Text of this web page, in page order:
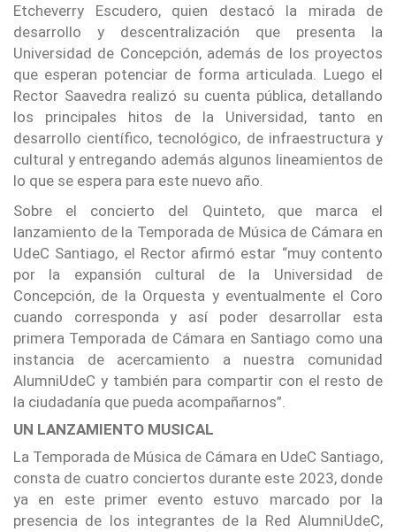
Etcheverry Escudero, quien destacó la mirada de
desarrollo y descentralización que presenta la
Universidad de Concepción, además de los proyectos
que esperan potenciar de forma articulada. Luego el
Rector Saavedra realizó su cuenta pública, detallando
los principales hitos de la Universidad, tanto en
desarrollo científico, tecnológico, de infraestructura y
cultural y entregando además algunos lineamientos de
lo que se espera para este nuevo año.
Sobre el concierto del Quinteto, que marca el
lanzamiento de la Temporada de Música de Cámara en
UdeC Santiago, el Rector afirmó estar “muy contento
por la expansión cultural de la Universidad de
Concepción, de la Orquesta y eventualmente el Coro
cuando corresponda y así poder desarrollar esta
primera Temporada de Cámara en Santiago como una
instancia de acercamiento a nuestra comunidad
AlumniUdeC y también para compartir con el resto de
la ciudadanía que pueda acompañarnos”.
UN LANZAMIENTO MUSICAL
La Temporada de Música de Cámara en UdeC Santiago,
consta de cuatro conciertos durante este 2023, donde
ya en este primer evento estuvo marcado por la
presencia de los integrantes de la Red AlumniUdeC,